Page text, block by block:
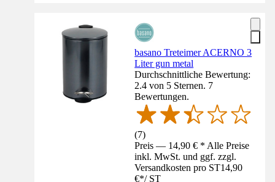
basano Treteimer ACERNO 3
Liter gun metal
Durchschnittliche Bewertung:
2.4 von 5 Sternen. 7
Bewertungen.
(7)
Preis — 14,90 € * Alle Preise
inkl. MwSt. und ggf. zzgl.
Versandkosten pro ST14,90
€*/ ST